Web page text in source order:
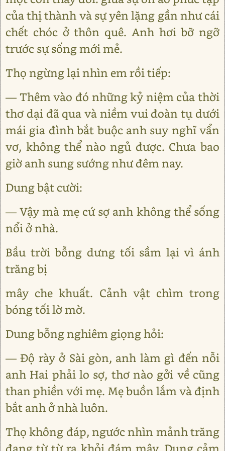
của thị thành và sự yên lặng gần như cái
chết chóc ở thôn quê. Anh hơi bỡ ngỡ
trước sự sống mới mẻ.
Thọ ngừng lại nhìn em rồi tiếp:
— Thêm vào đó những kỷ niệm của thời
thơ dại đã qua và niềm vui đoàn tụ dưới
mái gia đình bắt buộc anh suy nghĩ vẩn
vơ, không thể nào ngủ được. Chưa bao
giờ anh sung sướng như đêm nay.
Dung bật cười:
— Vậy mà mẹ cứ sợ anh không thể sống
nổi ở nhà.
Bầu trời bỗng dưng tối sầm lại vì ánh
trăng bị
mây che khuất. Cảnh vật chìm trong
bóng tối lờ mờ.
Dung bỗng nghiêm giọng hỏi:
— Độ rày ở Sài gòn, anh làm gì đến nỗi
anh Hai phải lo sợ, thơ nào gởi về cũng
than phiền với mẹ. Mẹ buồn lắm và định
bắt anh ở nhà luôn.
Thọ không đáp, ngước nhìn mảnh trăng